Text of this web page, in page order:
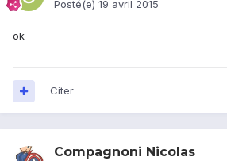
Posté(e) 19 avril 2015
ok
Citer
Compagnoni Nicolas